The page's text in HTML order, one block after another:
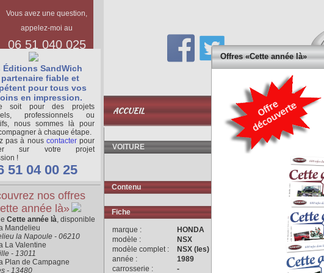
ACCUEIL
BASE
DOCUMENTAIRE
Vous avez une question,
appelez-moi au
06 51 040 025
VOITURE
Contenu
Fiche
marque :
HONDA
modèle :
NSX
modèle complet :
NSX (les)
année :
1989
carrosserie :
-
HONDA
Avec la
le pilote
Éditions SandWich
fiable et
pour tous vos
en impression.
soit pour des projets
professionnels ou
nous sommes là pour
à chaque étape.
pas à nous contacterpour
sur votre projet
!
51 04 00 25
nos offres
année là»
Cette année là, disponible
Mandelieu
la Napoule - 06210
La Valentine
- 13011
Plan de Campagne
- 13480
Offres «Cette année là»